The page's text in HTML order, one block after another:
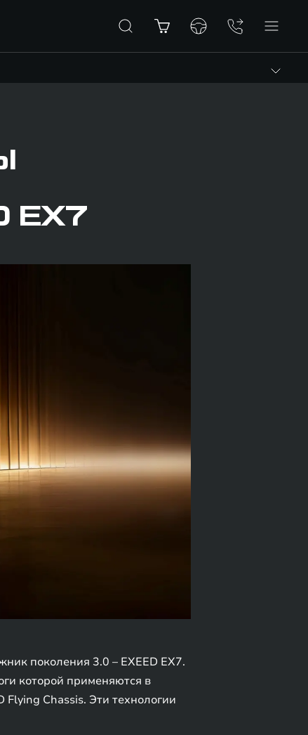
EX7
поколения 3.0 – EXEED EX7.
которой применяются в
Chassis. Эти технологии